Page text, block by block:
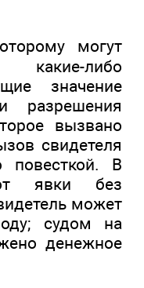
могут
либо
значение
разрешения
вызвано
свидетеля
повесткой. В
явки без
может
судом на
денежное